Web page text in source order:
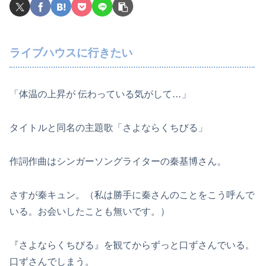
ライブハウスに行きたい
「体温の上昇が 伝わっている気がして…」
タイトルと同名の主題歌「さよならくちびる」
作詞作曲はシンガーソングライターの秦基博さん。
さすが秦キュン。（私は勝手に秦さんのことをこう呼んで
いる。お会いしたことも無いです。）
『さよならくちびる』を観てからずっと口ずさんでいる。
口ずさんでしまう。